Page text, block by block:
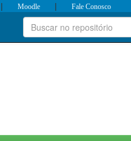
| Moodle | Fale Conosco